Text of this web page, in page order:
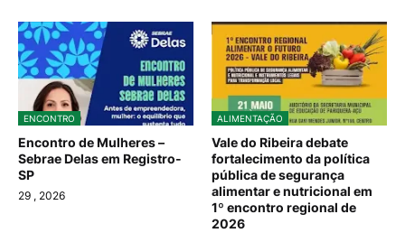
ENCONTRO
Encontro de Mulheres –
Sebrae Delas em Registro-
SP
29 , 2026
ALIMENTAÇÃO
Vale do Ribeira debate
fortalecimento da política
pública de segurança
alimentar e nutricional em
1º encontro regional de
2026